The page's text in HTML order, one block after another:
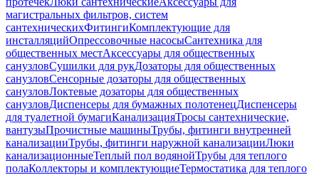
магистральных фильтров, систем
сантехническихФитингиКомплектующие для
инсталляцийОпрессовочные насосыСантехника для
общественных местАксессуары для общественных
санузловСушилки для рукДозаторы для общественных
санузловСенсорные дозаторы для общественных
санузловЛоктевые дозаторы для общественных
санузловДиспенсеры для бумажных полотенецДиспенсеры
для туалетной бумагиКанализацияТросы сантехнические,
вантузыПрочистные машиныТрубы, фитинги внутренней
канализацииТрубы, фитинги наружной канализацииЛюки
канализационныеТеплый пол водянойТрубы для теплого
полаКоллекторы и комплектующиеТермостатика для теплого